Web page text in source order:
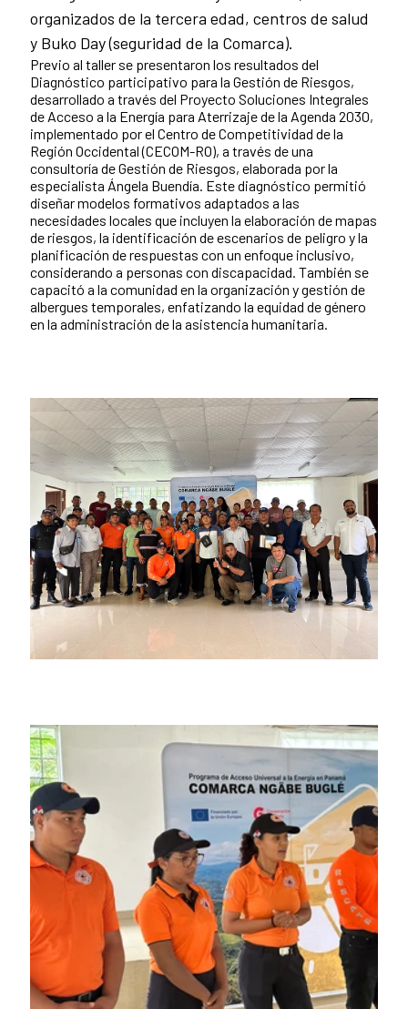
organizados de la tercera edad, centros de salud
y Buko Day (seguridad de la Comarca).
Previo al taller se presentaron los resultados del
Diagnóstico participativo para la Gestión de Riesgos,
desarrollado a través del Proyecto Soluciones Integrales
de Acceso a la Energía para Aterrizaje de la Agenda 2030,
implementado por el Centro de Competitividad de la
Región Occidental (CECOM-RO), a través de una
consultoría de Gestión de Riesgos, elaborada por la
especialista Ángela Buendía. Este diagnóstico permitió
diseñar modelos formativos adaptados a las
necesidades locales que incluyen la elaboración de mapas
de riesgos, la identificación de escenarios de peligro y la
planificación de respuestas con un enfoque inclusivo,
considerando a personas con discapacidad. También se
capacitó a la comunidad en la organización y gestión de
albergues temporales, enfatizando la equidad de género
en la administración de la asistencia humanitaria.